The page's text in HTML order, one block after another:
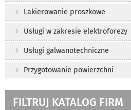
Lakierowanie proszkowe
Usługi w zakresie elektroforezy
Usługi galwanotechniczne
Przygotowanie powierzchni
FILTRUJ KATALOG FIRM